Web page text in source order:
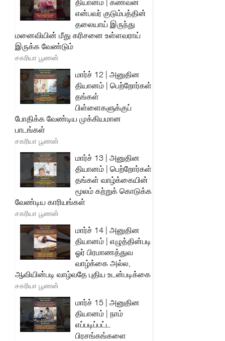
தியானம் | கணவன்
என்பவர் குடும்பத்தின்
தலையாய் இருந்து
மனைவியின் மீது கரிசனை உள்ளவராய்
இருக்க வேண்டும்
சகரியா பூணன்
மார்ச் 12 | அனுதின
தியானம் | பெற்றோர்கள்
தங்கள்
பிள்ளைகளுக்குப்
போதிக்க வேண்டிய முக்கியமான
பாடங்கள்
சகரியா பூணன்
மார்ச் 13 | அனுதின
தியானம் | பெற்றோர்கள்
தங்கள் வாழ்க்கையின்
மூலம் கற்றுக் கொடுக்க
வேண்டிய காரியங்கள்
சகரியா பூணன்
மார்ச் 14 | அனுதின
தியானம் | எழுத்தின்படி
ஓர் பிரமாணத்துவ
வாழ்க்கை அல்ல,
ஆவியின்படி வாழ்வதே புதிய உடன்படிக்கை
சகரியா பூணன்
மார்ச் 15 | அனுதின
தியானம் | நாம்
எப்படிப்பட்ட
பிரசங்கங்களை